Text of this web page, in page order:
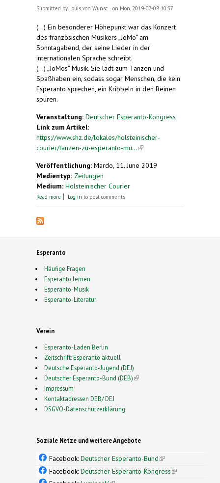
Submitted by Louis von Wunsc... on Mon, 2019-07-08 10:57
(...) Ein besonderer Höhepunkt war das Konzert
des französischen Musikers „JoMo“ am
Sonntagabend, der seine Lieder in der
internationalen Sprache schreibt.
(...) „JoMos“ Musik. Sie lädt zum Tanzen und
Spaßhaben ein, sodass sogar Menschen, die kein
Esperanto sprechen, ein Kribbeln in den Beinen
spüren.
Veranstaltung: Deutscher Esperanto-Kongress
Link zum Artikel:
https://www.shz.de/lokales/holsteinischer-
courier/tanzen-zu-esperanto-mu...(link is
Veröffentlichung: Mardo, 11. June 2019
Medientyp: Zeitungen
Medium: Holsteinischer Courier
Read more about Kongress zur Plansprache in Neumünster:
Log in to post comments
Esperanto
Häufige Fragen
Esperanto lernen
Esperanto-Musik
Esperanto-Literatur
Verein
Esperanto-Laden Berlin
Zeitschrift: Esperanto aktuell
Deutsche Esperanto-Jugend (DEJ)
Deutscher Esperanto-Bund (DEB)(link is external)
Impressum
Kontaktadressen DEB/ DEJ
DSGVO-Datenschutzerklärung
Soziale Netze und weitere Angebote
Facebook: Deutscher Esperanto-Bund(link is
external)
Facebook: Deutscher Esperanto-Kongress(link is